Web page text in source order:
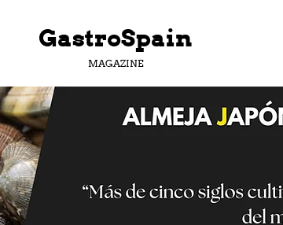
GastroSpain
MAGAZINE